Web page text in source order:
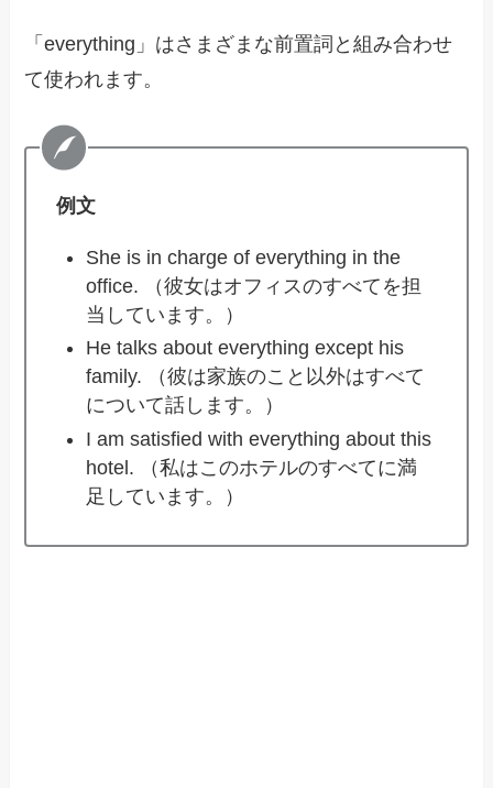
「everything」はさまざまな前置詞と組み合わせ
て使われます。
例文
She is in charge of everything in the
office. （彼女はオフィスのすべてを担
当しています。）
He talks about everything except his
family. （彼は家族のこと以外はすべて
について話します。）
I am satisfied with everything about this
hotel. （私はこのホテルのすべてに満
足しています。）